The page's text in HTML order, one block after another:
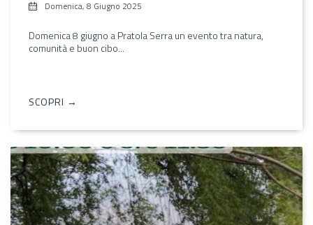
Domenica, 8 Giugno 2025
Domenica 8 giugno a Pratola Serra un evento tra natura,
comunità e buon cibo...
SCOPRI →